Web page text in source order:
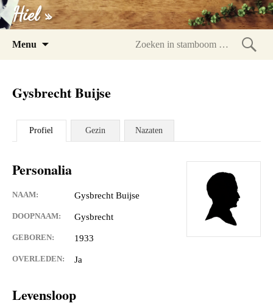
Hiel »
Menu
Gysbrecht Buijse
Profiel Gezin Nazaten
Personalia
NAAM: Gysbrecht Buijse
DOOPNAAM: Gysbrecht
GEBOREN: 1933
OVERLEDEN: Ja
Levensloop